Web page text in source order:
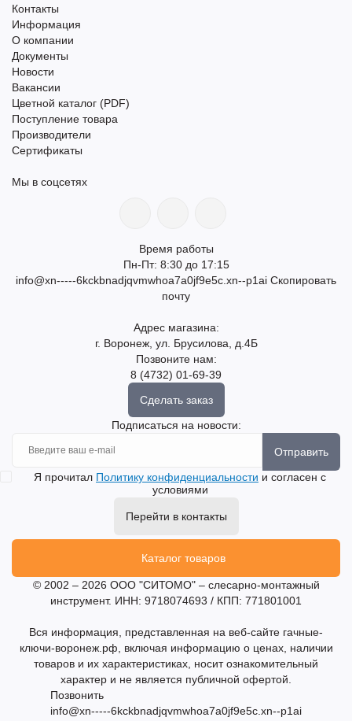
Контакты
Информация
О компании
Документы
Новости
Вакансии
Цветной каталог (PDF)
Поступление товара
Производители
Сертификаты
Мы в соцсетях
Время работы
Пн-Пт: 8:30 до 17:15
info@xn-----6kckbnadjqvmwhoa7a0jf9e5c.xn--p1ai Скопировать
почту
Адрес магазина:
г. Воронеж, ул. Брусилова, д.4Б
Позвоните нам:
8 (4732) 01-69-39
Сделать заказ
Подписаться на новости:
Отправить
Я прочитал Политику конфиденциальности и согласен с
условиями
Перейти в контакты
Каталог товаров
© 2002 – 2026 ООО "СИТОМО" – слесарно-монтажный
инструмент. ИНН: 9718074693 / КПП: 771801001
Вся информация, представленная на веб-сайте гачные-
ключи-воронеж.рф, включая информацию о ценах, наличии
товаров и их характеристиках, носит ознакомительный
характер и не является публичной офертой.
Позвонить
info@xn-----6kckbnadjqvmwhoa7a0jf9e5c.xn--p1ai